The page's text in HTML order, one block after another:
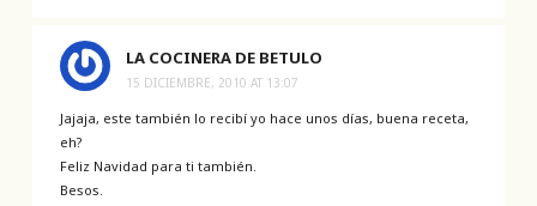
LA COCINERA DE BETULO
15 DICIEMBRE, 2010 AT 13:07
Jajaja, este también lo recibí yo hace unos días, buena receta,
eh?
Feliz Navidad para ti también.
Besos.